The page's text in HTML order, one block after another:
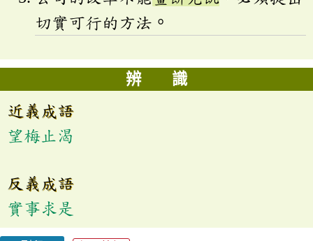
切實可行的方法。
辨 識
近義成語
望梅止渴
反義成語
實事求是